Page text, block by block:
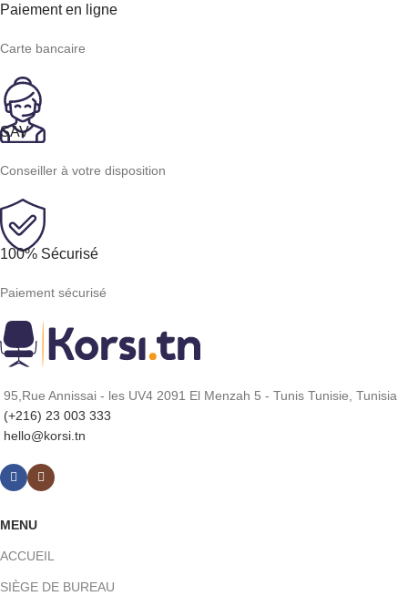
Paiement en ligne
Carte bancaire
SAV
Conseiller à votre disposition
100% Sécurisé
Paiement sécurisé
95,Rue Annissai - les UV4 2091 El Menzah 5 - Tunis Tunisie, Tunisia
(+216) 23 003 333
hello@korsi.tn
MENU
ACCUEIL
SIÈGE DE BUREAU